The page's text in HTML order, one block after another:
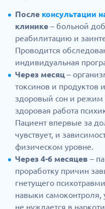
После консультации
клинике – больной
реабилитацию и
Проводится
индивидуальная
Через месяц –
токсинов и продуктов
здоровый сон и режим
здоровая работа
Пациент впервые за
чувствует, и
физическом уровне.
Через 4-6 месяцев –
проработку причин
гнетущего
навыки самоконтроля,
не нуждается в